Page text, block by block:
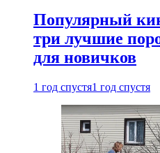
Популярный
три лучшие
для новичков
1 год спустя1 год спустя